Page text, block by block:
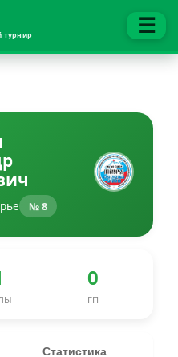
турнир ☰
№ 8
0
ГП
Статистика